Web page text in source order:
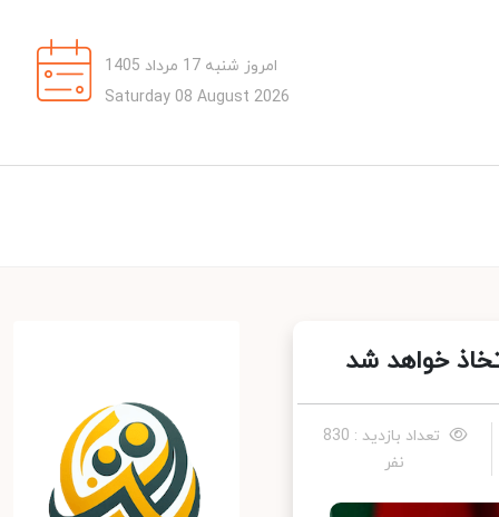
امروز شنبه 17 مرداد 1405
Saturday 08 August 2026
خواهد شد
تعداد بازدید : 830
نفر